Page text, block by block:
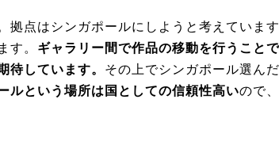
拠点はシンガポールにしようと考えています
す。 ギャラリー間で作品の移動を行うこと
待しています。 その上でシンガポール選ん
ルという場所は国としての信頼性高いので